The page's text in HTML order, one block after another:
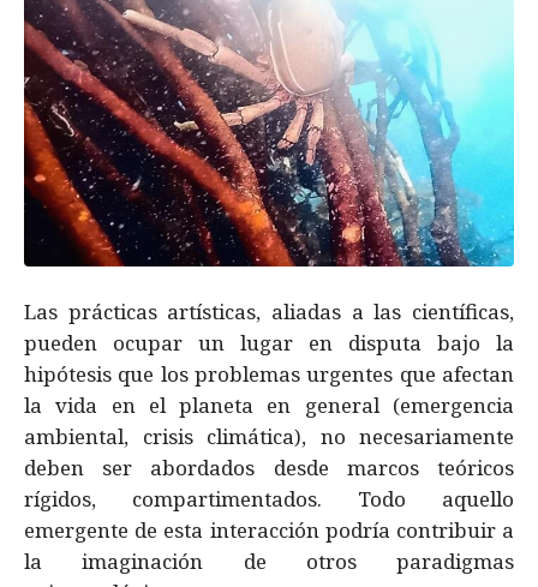
Las prácticas artísticas, aliadas a las científicas,
pueden ocupar un lugar en disputa bajo la
hipótesis que los problemas urgentes que afectan
la vida en el planeta en general (emergencia
ambiental, crisis climática), no necesariamente
deben ser abordados desde marcos teóricos
rígidos, compartimentados. Todo aquello
emergente de esta interacción podría contribuir a
la imaginación de otros paradigmas